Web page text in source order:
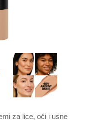
za lice, oči i usne